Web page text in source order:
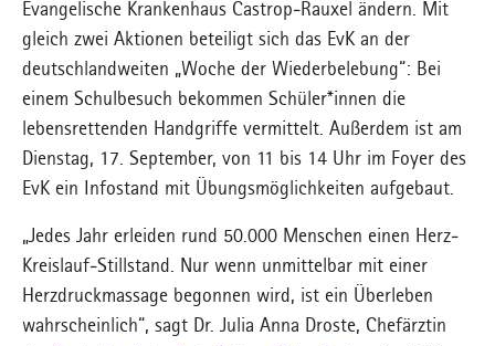
Evangelische Krankenhaus Castrop-Rauxel ändern. Mit
gleich zwei Aktionen beteiligt sich das EvK an der
deutschlandweiten „Woche der Wiederbelebung“: Bei
einem Schulbesuch bekommen Schüler*innen die
lebensrettenden Handgriffe vermittelt. Außerdem ist am
Dienstag, 17. September, von 11 bis 14 Uhr im Foyer des
EvK ein Infostand mit Übungsmöglichkeiten aufgebaut.
„Jedes Jahr erleiden rund 50.000 Menschen einen Herz-
Kreislauf-Stillstand. Nur wenn unmittelbar mit einer
Herzdruckmassage begonnen wird, ist ein Überleben
wahrscheinlich“, sagt Dr. Julia Anna Droste, Chefärztin